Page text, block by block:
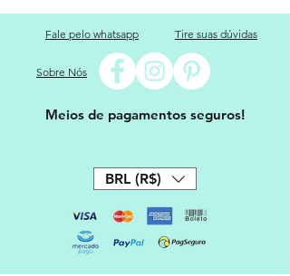
Fale pelo whatsapp Tire suas dúvidas
Sobre Nós
Meios de pagamentos seguros!
BRL (R$)